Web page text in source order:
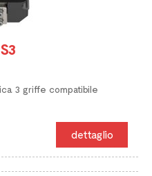
3 griffe compatibile
dettaglio